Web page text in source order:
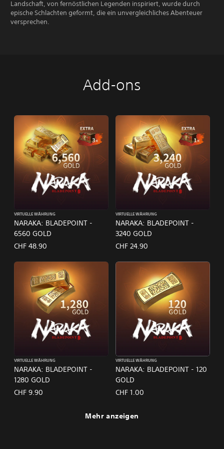
Landschaft, von fernöstlichen Legenden inspiriert, wurde durch
epische Schlachten geformt, die ein unvergleichliches Abenteuer
versprechen.
Add-ons
NARAKA: BLADEPOINT -
6560 GOLD
VIRTUELLE WÄHRUNG
CHF 48.90
NARAKA: BLADEPOINT -
3240 GOLD
VIRTUELLE WÄHRUNG
CHF 24.90
NARAKA: BLADEPOINT -
1280 GOLD
VIRTUELLE WÄHRUNG
CHF 9.90
NARAKA: BLADEPOINT - 120
GOLD
VIRTUELLE WÄHRUNG
CHF 1.00
Mehr anzeigen